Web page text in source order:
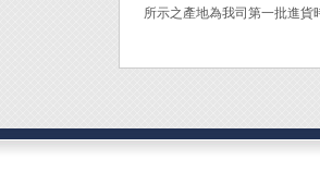
所示之產地為我司第一批進